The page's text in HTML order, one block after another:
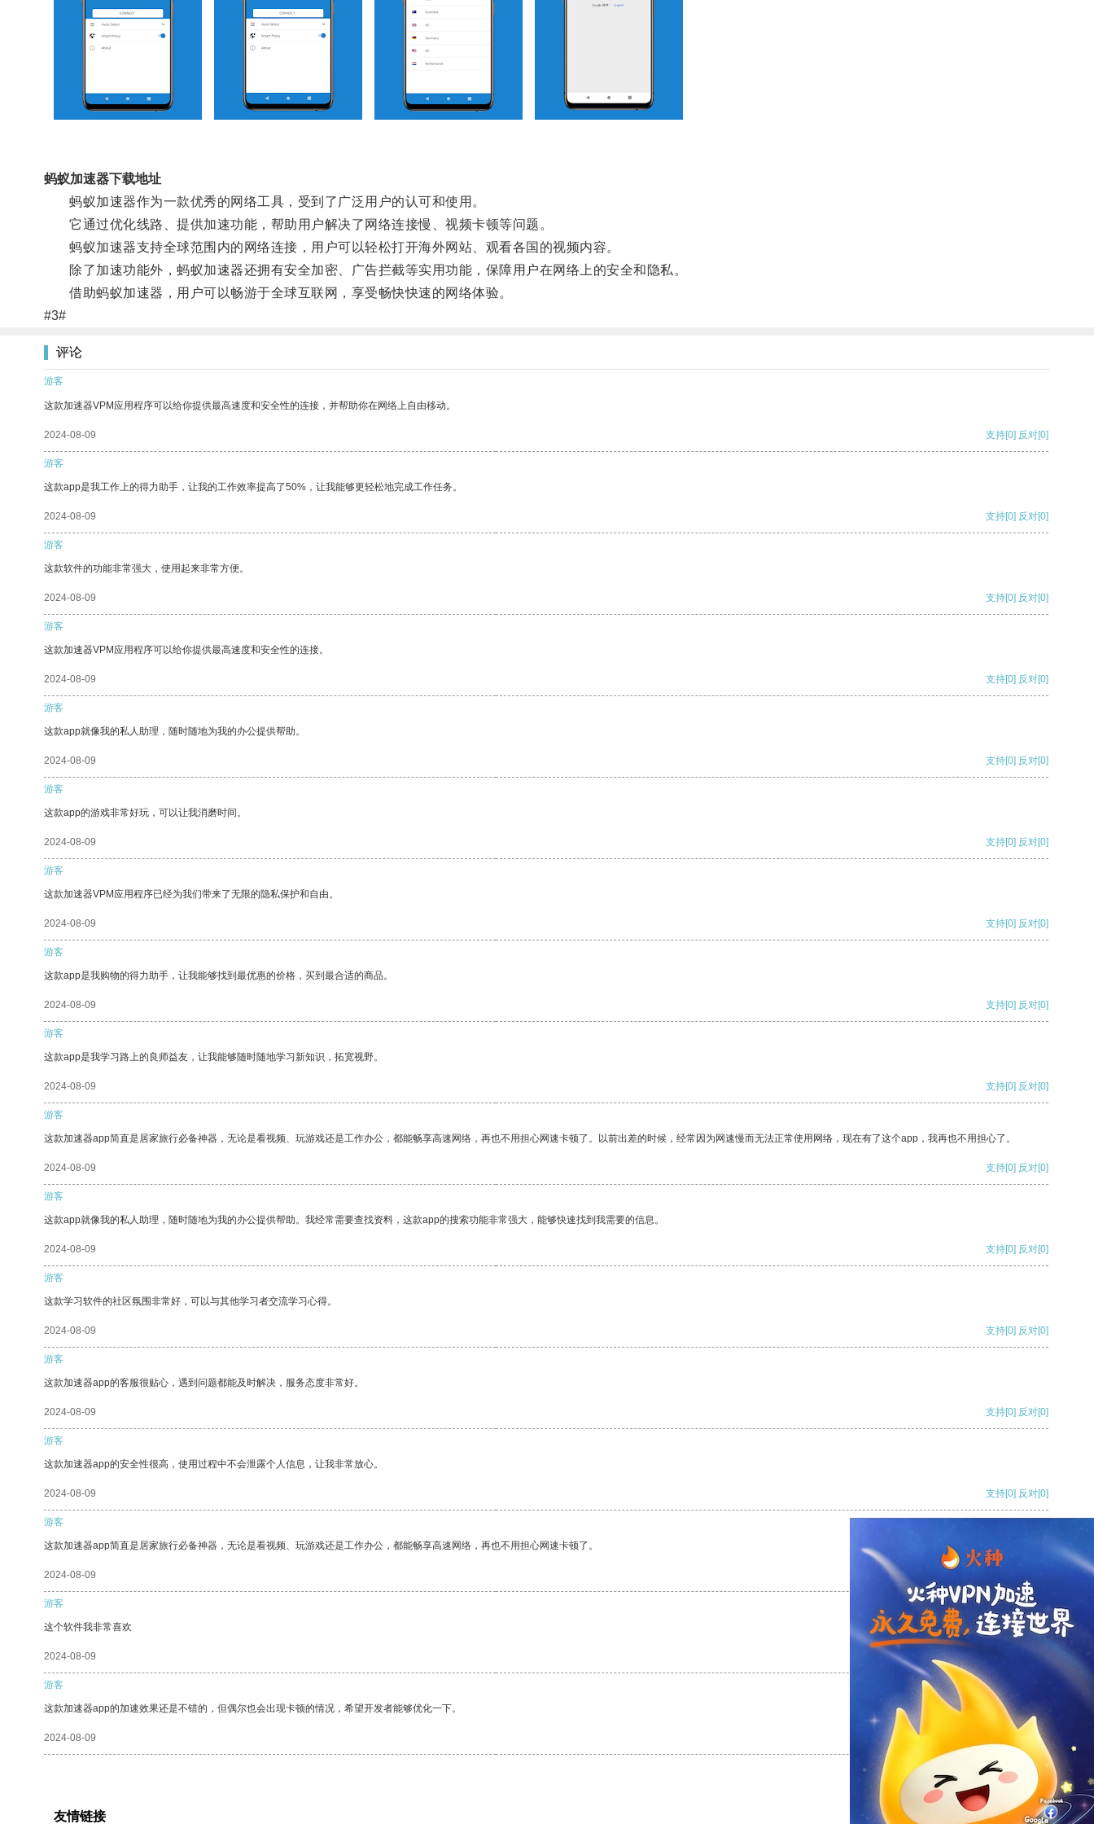
蚂蚁加速器下载地址
蚂蚁加速器作为一款优秀的网络工具，受到了广泛用户的认可和使用。
它通过优化线路、提供加速功能，帮助用户解决了网络连接慢、视频卡顿等问题。
蚂蚁加速器支持全球范围内的网络连接，用户可以轻松打开海外网站、观看各国的视频内容。
除了加速功能外，蚂蚁加速器还拥有安全加密、广告拦截等实用功能，保障用户在网络上的安全和隐私。
借助蚂蚁加速器，用户可以畅游于全球互联网，享受畅快快速的网络体验。
#3#
评论
游客
这款加速器VPM应用程序可以给你提供最高速度和安全性的连接，并帮助你在网络上自由移动。
2024-08-09 支持[0] 反对[0]
游客
这款app是我工作上的得力助手，让我的工作效率提高了50%，让我能够更轻松地完成工作任务。
2024-08-09 支持[0] 反对[0]
游客
这款软件的功能非常强大，使用起来非常方便。
2024-08-09 支持[0] 反对[0]
游客
这款加速器VPM应用程序可以给你提供最高速度和安全性的连接。
2024-08-09 支持[0] 反对[0]
游客
这款app就像我的私人助理，随时随地为我的办公提供帮助。
2024-08-09 支持[0] 反对[0]
游客
这款app的游戏非常好玩，可以让我消磨时间。
2024-08-09 支持[0] 反对[0]
游客
这款加速器VPM应用程序已经为我们带来了无限的隐私保护和自由。
2024-08-09 支持[0] 反对[0]
游客
这款app是我购物的得力助手，让我能够找到最优惠的价格，买到最合适的商品。
2024-08-09 支持[0] 反对[0]
游客
这款app是我学习路上的良师益友，让我能够随时随地学习新知识，拓宽视野。
2024-08-09 支持[0] 反对[0]
游客
这款加速器app简直是居家旅行必备神器，无论是看视频、玩游戏还是工作办公，都能畅享高速网络，再也不用担心网速卡顿了。以前出差的时候，经常因为网速慢而无法正常使用网络，现在有了这个app，我再也不用担心了。
2024-08-09 支持[0] 反对[0]
游客
这款app就像我的私人助理，随时随地为我的办公提供帮助。我经常需要查找资料，这款app的搜索功能非常强大，能够快速找到我需要的信息。
2024-08-09 支持[0] 反对[0]
游客
这款学习软件的社区氛围非常好，可以与其他学习者交流学习心得。
2024-08-09 支持[0] 反对[0]
游客
这款加速器app的客服很贴心，遇到问题都能及时解决，服务态度非常好。
2024-08-09 支持[0] 反对[0]
游客
这款加速器app的安全性很高，使用过程中不会泄露个人信息，让我非常放心。
2024-08-09 支持[0] 反对[0]
游客
这款加速器app简直是居家旅行必备神器，无论是看视频、玩游戏还是工作办公，都能畅享高速网络，再也不用担心网速卡顿了。
2024-08-09
游客
这个软件我非常喜欢
2024-08-09 反对
游客
这款加速器app的加速效果还是不错的，但偶尔也会出现卡顿的情况，希望开发者能够优化一下。
2024-08-09 反对[0]
友情链接